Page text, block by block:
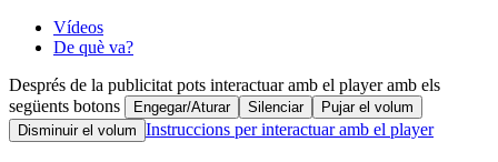
Vídeos
De què va?
Després de la publicitat pots interactuar amb el player amb els
següents botons
Engegar/Aturar Silenciar
Pujar el volum
Disminuir el volum Instruccions per interactuar amb el player